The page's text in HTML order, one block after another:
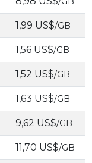
1,99 US$/GB
1,56 US$/GB
1,52 US$/GB
1,63 US$/GB
9,62 US$/GB
11,70 US$/GB